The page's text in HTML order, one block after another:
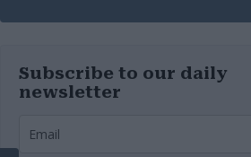
Subscribe to our daily
newsletter